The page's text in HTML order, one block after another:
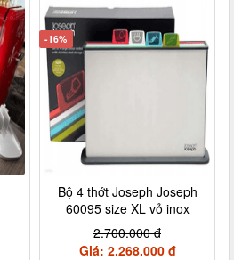
-16%
Bộ 4 thớt Joseph Joseph
60095 size XL vỏ inox
2.700.000 đ
Giá: 2.268.000 đ